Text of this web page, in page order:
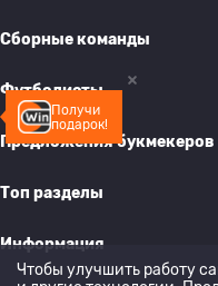
Получи
подарок!
Сборные команды
Футболисты
Предложения букмекеров
Топ разделы
Информация
Чтобы улучшить работу